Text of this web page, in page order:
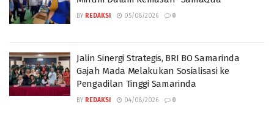
BY REDAKSI 05/08/2026 0
Jalin Sinergi Strategis, BRI BO Samarinda
Gajah Mada Melakukan Sosialisasi ke
Pengadilan Tinggi Samarinda
BY REDAKSI 04/08/2026 0